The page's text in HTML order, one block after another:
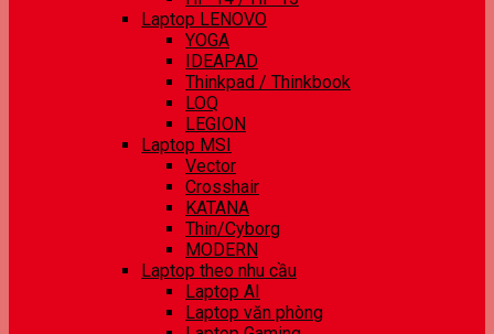
Laptop LENOVO
YOGA
IDEAPAD
Thinkpad / Thinkbook
LOQ
LEGION
Laptop MSI
Vector
Crosshair
KATANA
Thin/Cyborg
MODERN
Laptop theo nhu cầu
Laptop AI
Laptop văn phòng